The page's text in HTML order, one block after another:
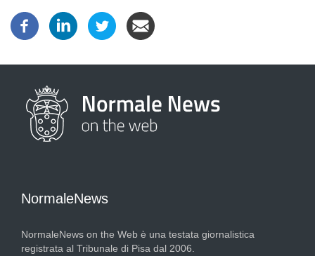
NormaleNews
NormaleNews on the Web è una testata giornalistica
registrata al Tribunale di Pisa dal 2006.